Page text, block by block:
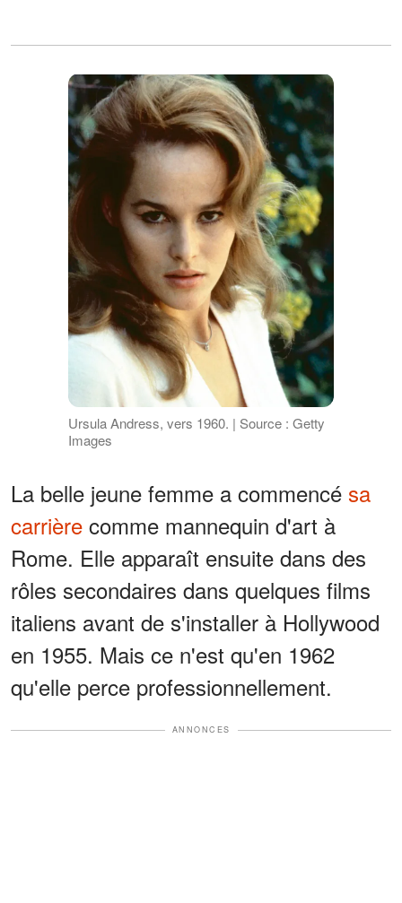
Ursula Andress, vers 1960. | Source : Getty
Images
La belle jeune femme a commencé sa
carrière comme mannequin d'art à
Rome. Elle apparaît ensuite dans des
rôles secondaires dans quelques films
italiens avant de s'installer à Hollywood
en 1955. Mais ce n'est qu'en 1962
qu'elle perce professionnellement.
ANNONCES